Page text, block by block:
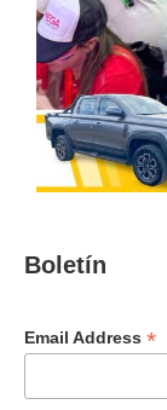
Boletín
Email Address *